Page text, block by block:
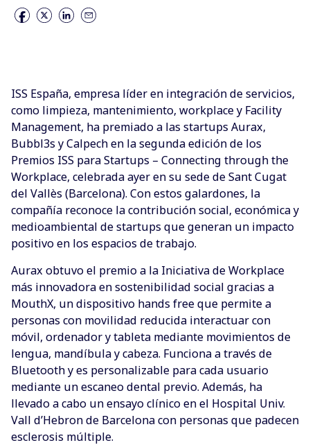
ISS España, empresa líder en integración de servicios,
como limpieza, mantenimiento, workplace y Facility
Management, ha premiado a las startups Aurax,
Bubbl3s y Calpech en la segunda edición de los
Premios ISS para Startups – Connecting through the
Workplace, celebrada ayer en su sede de Sant Cugat
del Vallès (Barcelona). Con estos galardones, la
compañía reconoce la contribución social, económica y
medioambiental de startups que generan un impacto
positivo en los espacios de trabajo.
Aurax obtuvo el premio a la Iniciativa de Workplace
más innovadora en sostenibilidad social gracias a
MouthX, un dispositivo hands free que permite a
personas con movilidad reducida interactuar con
móvil, ordenador y tableta mediante movimientos de
lengua, mandíbula y cabeza. Funciona a través de
Bluetooth y es personalizable para cada usuario
mediante un escaneo dental previo. Además, ha
llevado a cabo un ensayo clínico en el Hospital Univ.
Vall d’Hebron de Barcelona con personas que padecen
esclerosis múltiple.